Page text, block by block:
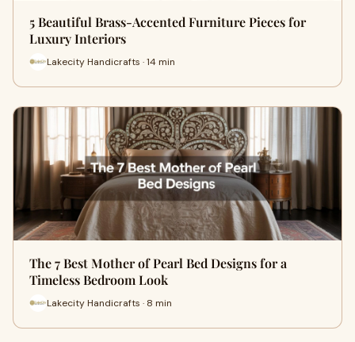
5 Beautiful Brass-Accented Furniture Pieces for
Luxury Interiors
Lakecity Handicrafts · 14 min
The 7 Best Mother of Pearl Bed Designs for a
Timeless Bedroom Look
Lakecity Handicrafts · 8 min